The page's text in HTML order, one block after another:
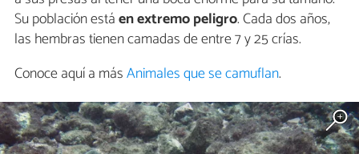
Su población estáen extremo peligro. Cada dos años,
las hembras tienen camadas de entre 7 y 25 crías.
Conoce aquí a másAnimales que se camuflan.